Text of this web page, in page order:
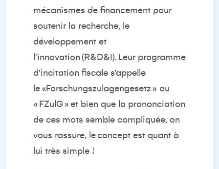
mécanismes de financement pour
soutenir la recherche, le
développement et
l'innovation (R&D&I ). Leur programme
d'incitation fiscale s’appelle
le «Forschungszulagengesetz » ou
« FZul G » et bien que la prononciation
de ces mots semble compliquée, on
vous rassure, leconcept est quant à
lui très simple !